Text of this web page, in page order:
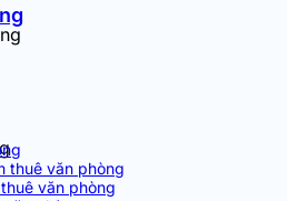
thuê văn phòng
văn phòng